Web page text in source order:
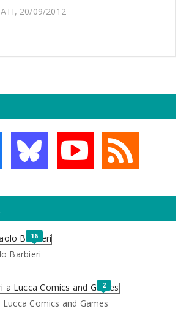
20/09/2012
16
Barbieri
2
Comics and Games